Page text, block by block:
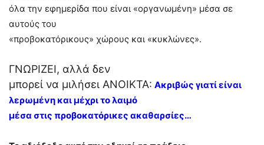
όλα την εφημερίδα που είναι «οργανωμένη» μέσα σε
αυτούς του
«προβοκατόρικους» χώρους και «κυκλώνες».
ΓΝΩΡΙΖΕΙ, αλλά δεν
μπορεί να μιλήσει ΑΝΟΙΚΤΑ: Ακριβώς γιατί είναι
λερωμένη και μέχρι το λαιμό
μέσα στις προβοκατόρικες ακαθαρσίες…